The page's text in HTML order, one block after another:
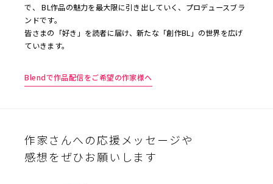
で、 BL作品の魅力を最大限に引き出していく、プロデュースブラ
ンドです。
皆さまの「好き」を読者に届け、新たな「創作BL」の世界を広げ
ていきます。
Blendで作品配信をご希望の作家様へ
作家さんへの応援メッセージや
感想をぜひお願いします